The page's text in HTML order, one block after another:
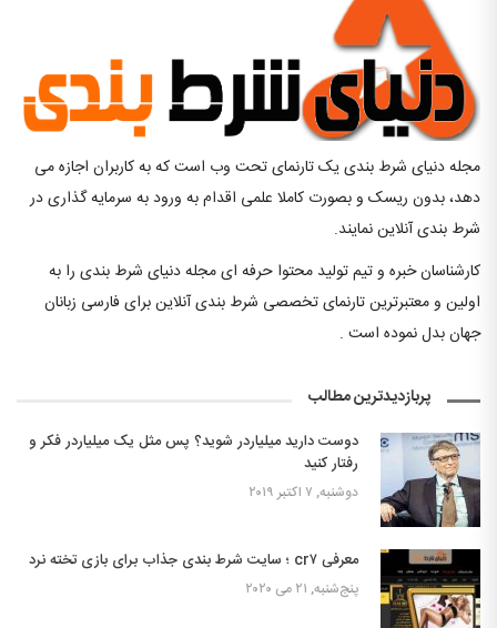
مجله دنیای شرط بندی یک تارنمای تحت وب است که به کاربران اجازه می
دهد، بدون ریسک و بصورت کاملا علمی اقدام به ورود به سرمایه گذاری در
شرط بندی آنلاین نمایند.
کارشناسان خبره و تیم تولید محتوا حرفه ای مجله دنیای شرط بندی را به
اولین و معتبرترین تارنمای تخصصی شرط بندی آنلاین برای فارسی زبانان
جهان بدل نموده است .
پربازدیدترین مطالب
دوست دارید میلیاردر شوید؟ پس مثل یک میلیاردر فکر و
رفتار کنید
دوشنبه, ۷ اکتبر ۲۰۱۹
معرفی cr۷ ؛ سایت شرط بندی جذاب برای بازی تخته نرد
پنج‌شنبه, ۲۱ می ۲۰۲۰